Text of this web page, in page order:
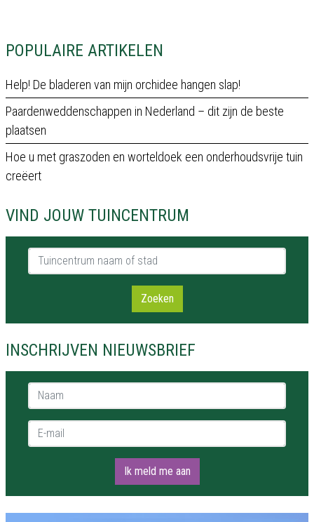
POPULAIRE ARTIKELEN
Help! De bladeren van mijn orchidee hangen slap!
Paardenweddenschappen in Nederland – dit zijn de beste
plaatsen
Hoe u met graszoden en worteldoek een onderhoudsvrije tuin
creëert
VIND JOUW TUINCENTRUM
Tuincentrum naam of stad
Zoeken
INSCHRIJVEN NIEUWSBRIEF
Naam *
E-mail *
Ik meld me aan